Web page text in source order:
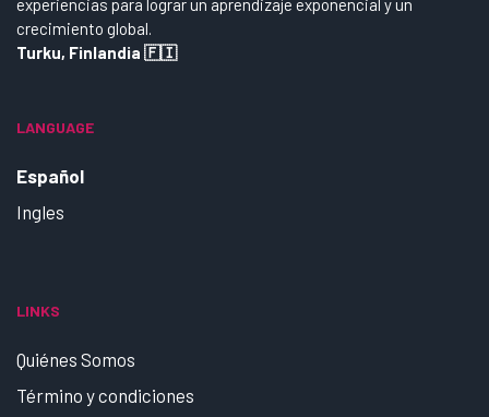
experiencias para lograr un aprendizaje exponencial y un
crecimiento global.
Turku, Finlandia 🇫🇮
LANGUAGE
Español
Ingles
LINKS
Quiénes Somos
Término y condiciones